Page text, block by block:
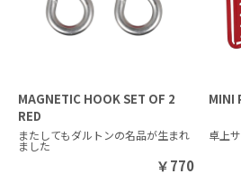
MAGNETIC HOOK SET OF 2
RED
またしてもダルトンの名品が生まれ
ました
￥770
MINI
卓上